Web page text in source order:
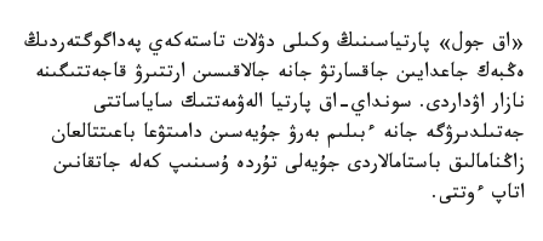
«اق جول» پارتياسىنىڭ وكىلى دۋلات تاستەكەي پەداگوگتەردىڭ
ەڭبەك جاعدايىن جاقسارتۋ جانە جالاقىسىن ارتتىرۋ قاجەتتىگىنە
نازار اۋداردى. سونداي-اق پارتيا الەۋمەتتىك ساياساتتى
جەتىلدىرۋگە جانە ءبىلىم بەرۋ جۇيەسىن دامىتۋعا باعىتتالعان
زاڭنامالىق باستامالاردى جۇيەلى تۇردە ۇسىنىپ كەلە جاتقانىن
اتاپ ءوتتى.